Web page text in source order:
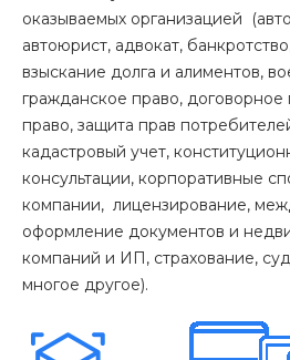
оказываемых организацией
автоюрист, адвокат,
взыскание долга и алиментов,
гражданское право,
право, защита прав
кадастровый учет,
консультации, корпоративные
компании, лицензирование,
оформление документов и
компаний и ИП, страхование,
многое другое).